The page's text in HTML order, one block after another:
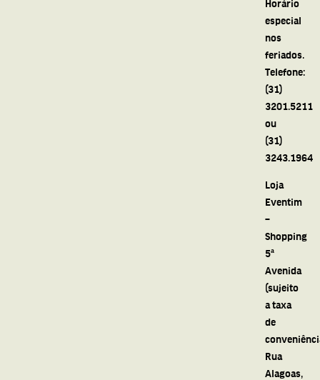
Horário
especial
nos
feriados.
Telefone:
(31)
3201.5211
ou
(31)
3243.1964
Loja
Eventim
–
Shopping
5ª
Avenida
(sujeito
a taxa
de
Rua
Alagoas,